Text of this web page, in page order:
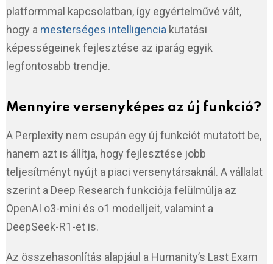
platformmal kapcsolatban, így egyértelművé vált,
hogy a mesterséges intelligencia kutatási
képességeinek fejlesztése az iparág egyik
legfontosabb trendje.
Mennyire versenyképes az új funkció?
A Perplexity nem csupán egy új funkciót mutatott be,
hanem azt is állítja, hogy fejlesztése jobb
teljesítményt nyújt a piaci versenytársaknál. A vállalat
szerint a Deep Research funkciója felülmúlja az
OpenAI o3-mini és o1 modelljeit, valamint a
DeepSeek-R1-et is.
Az összehasonlítás alapjául a Humanity’s Last Exam